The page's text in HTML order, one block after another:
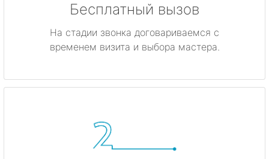
Бесплатный вызов
На стадии звонка договариваемся с
временем визита и выбора мастера.